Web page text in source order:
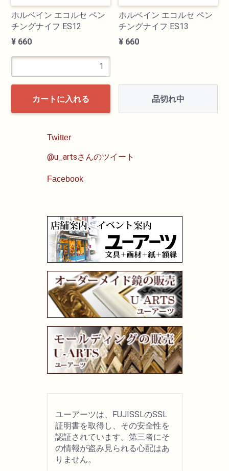
Twitter
@u_artsさんのツイート
Facebook
ユーアーツは、FUJISSLのSSL
証明書を取得し、その安全性を
認証されています。第三者にそ
の情報が盗み見られる心配はあ
りません。
ホルベイン エコルセ ペン
チングナイフ ES12
¥ 660
カートに入れる
ホルベイン エコルセ ペン
チングナイフ ES13
¥ 660
品切れ中